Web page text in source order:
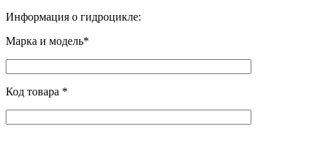
Информация о гидроцикле:
Марка и модель*
Код товара *